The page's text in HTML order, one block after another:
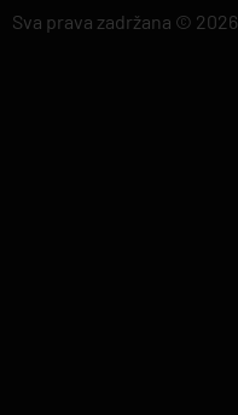
Sva prava zadržana © 2026